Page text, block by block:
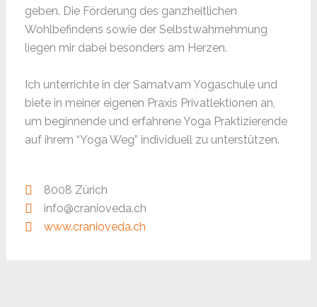
geben. Die Förderung des ganzheitlichen
Wohlbefindens sowie der Selbstwahrnehmung
liegen mir dabei besonders am Herzen.
Ich unterrichte in der Samatvam Yogaschule und
biete in meiner eigenen Praxis Privatlektionen an,
um beginnende und erfahrene Yoga Praktizierende
auf ihrem “Yoga Weg” individuell zu unterstützen.
8008 Zürich
info@cranioveda.ch
www.cranioveda.ch